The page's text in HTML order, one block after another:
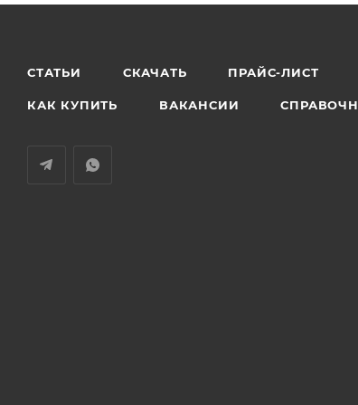
СТАТЬИ СКАЧАТЬ ПРАЙС-ЛИСТ
КАК КУПИТЬ ВАКАНСИИ